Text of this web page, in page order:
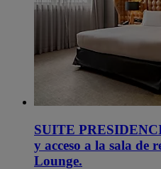
SUITE
y acceso a la sala de
Lounge.